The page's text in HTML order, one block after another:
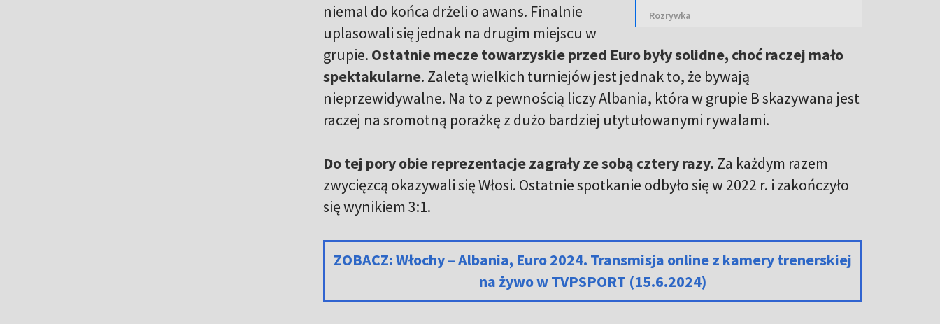
Rozrywka
niemal do końca drżeli o awans. Finalnie
uplasowali się jednak na drugim miejscu w
grupie. Ostatnie mecze towarzyskie przed Euro były solidne, choć raczej mało
spektakularne. Zaletą wielkich turniejów jest jednak to, że bywają
nieprzewidywalne. Na to z pewnością liczy Albania, która w grupie B skazywana jest
raczej na sromotną porażkę z dużo bardziej utytułowanymi rywalami.
Do tej pory obie reprezentacje zagrały ze sobą cztery razy. Za każdym razem
zwycięzcą okazywali się Włosi. Ostatnie spotkanie odbyło się w 2022 r. i zakończyło
się wynikiem 3:1.
ZOBACZ: Włochy – Albania, Euro 2024. Transmisja online z kamery trenerskiej
na żywo w TVPSPORT (15.6.2024)